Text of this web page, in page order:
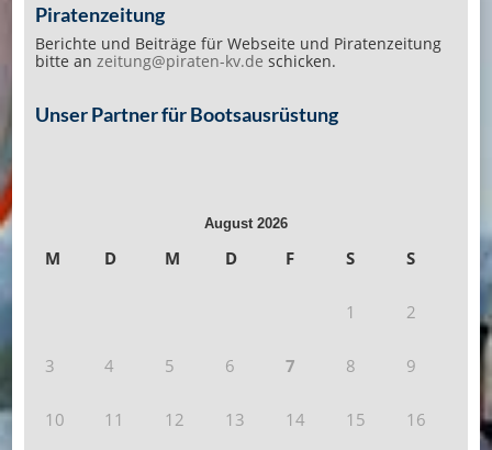
Piratenzeitung
Berichte und Beiträge für Webseite und Piratenzeitung
bitte an zeitung@piraten-kv.de schicken.
Unser Partner für Bootsausrüstung
August 2026
M D M D F S S
1 2
3 4 5 6 7 8 9
10 11 12 13 14 15 16